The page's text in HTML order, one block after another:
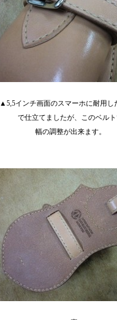
▲5,5インチ画面のスマーホに耐用し
で仕立てましたが、このベル
幅の調整が出来ます。